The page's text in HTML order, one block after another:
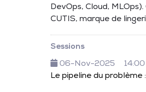
DevOps, Cloud,
CUTIS, marque de
Sessions
06-Nov-2025
Le pipeline du